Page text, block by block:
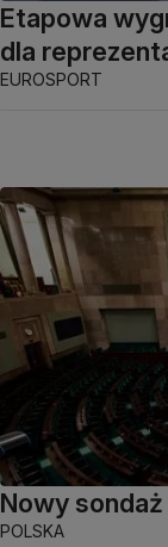
Etapowa
dla
EUROSPORT
Nowy
POLSKA